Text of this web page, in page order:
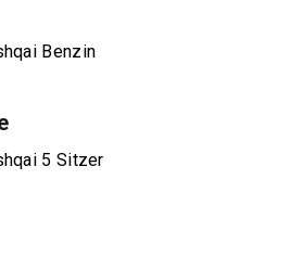
Benzin
5 Sitzer